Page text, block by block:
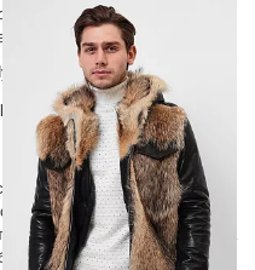
быть приложена копия
предоставить:
счет
осуществляется в срок до 7
товара Поставщику.
на расчетный счет Клиента
получателя.